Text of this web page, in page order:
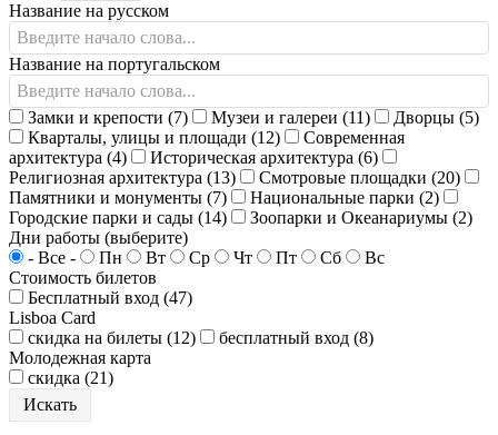
Название на русском
Название на португальском
Замки и крепости (7) Музеи и галереи (11)
Дворцы (5)
Кварталы, улицы и площади (12)
Современная
архитектура (4)
Историческая архитектура (6)
Религиозная архитектура (13)
Смотровые площадки (20)
Памятники и монументы (7)
Национальные парки (2)
Городские парки и сады (14)
Зоопарки и Океанариумы (2)
Дни работы (выберите)
- Все -
Пн Вт Ср Чт Пт Сб
Вс
Стоимость билетов
Бесплатный вход (47)
Lisboa Card
скидка на билеты (12)
бесплатный вход (8)
Молодежная карта
скидка (21)